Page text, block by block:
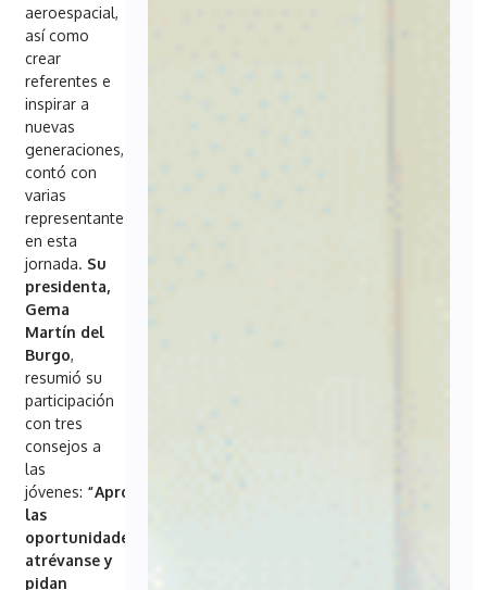
aeroespacial,
así como
crear
referentes e
inspirar a
nuevas
generaciones,
contó con
varias
representantes
en esta
jornada. Su
presidenta,
Gema
Martín del
Burgo,
resumió su
participación
con tres
consejos a
las
jóvenes: “Aprovechen
las
oportunidades,
atrévanse y
pidan